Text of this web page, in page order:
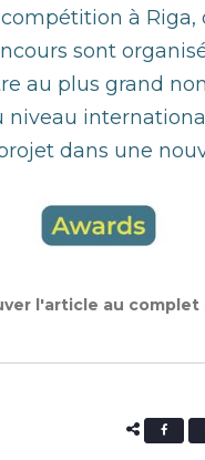
à Riga,
sont
au plus grand
niveau
dans une
l'article au complet